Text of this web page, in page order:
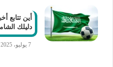
أين تتابع
دليلك
7 يوليو، 2025